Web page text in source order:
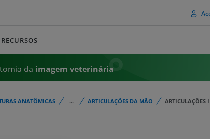
RECURSOS
da imagem veterinária
ANATÔMICAS ... ARTICULAÇÕES DA MÃO ARTICULAÇÕES